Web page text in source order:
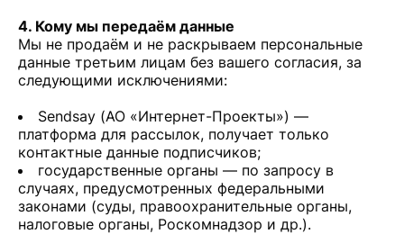
4. Кому мы передаём данные
Мы не продаём и не раскрываем персональные
данные третьим лицам без вашего согласия, за
следующими исключениями:
Sendsay (АО «Интернет-Проекты») —
платформа для рассылок, получает только
контактные данные подписчиков;
государственные органы — по запросу в
случаях, предусмотренных федеральными
законами (суды, правоохранительные органы,
налоговые органы, Роскомнадзор и др.).